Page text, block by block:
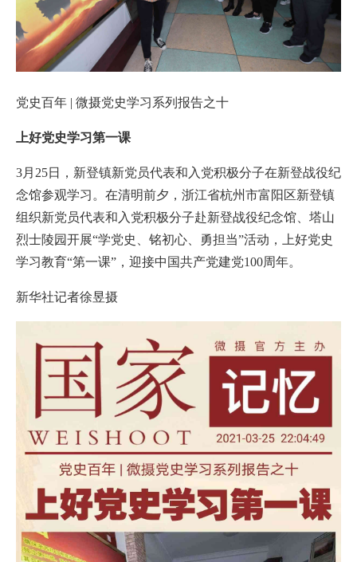
党史百年 | 微摄党史学习系列报告之十
上好党史学习第一课
3月25日，新登镇新党员代表和入党积极分子在新登战役纪
念馆参观学习。在清明前夕，浙江省杭州市富阳区新登镇
组织新党员代表和入党积极分子赴新登战役纪念馆、塔山
烈士陵园开展“学党史、铭初心、勇担当”活动，上好党史
学习教育“第一课”，迎接中国共产党建党100周年。
新华社记者徐昱摄